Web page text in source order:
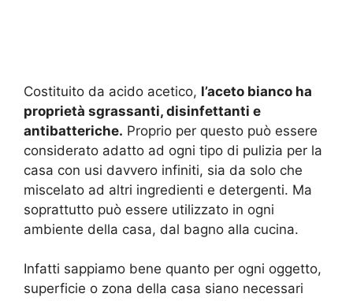
Costituito da acido acetico, l’aceto bianco ha
proprietà sgrassanti, disinfettanti e
antibatteriche. Proprio per questo può essere
considerato adatto ad ogni tipo di pulizia per la
casa con usi davvero infiniti, sia da solo che
miscelato ad altri ingredienti e detergenti. Ma
soprattutto può essere utilizzato in ogni
ambiente della casa, dal bagno alla cucina.
Infatti sappiamo bene quanto per ogni oggetto,
superficie o zona della casa siano necessari